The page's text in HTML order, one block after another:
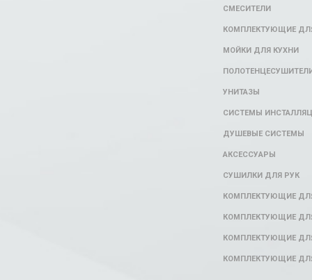
СМЕСИТЕЛИ
КОМПЛЕКТУЮЩИЕ
МОЙКИ ДЛЯ КУХНИ
УНИТАЗЫ
СИСТЕМЫ
ДУШЕВЫЕ СИСТЕМЫ
АКСЕССУАРЫ
СУШИЛКИ ДЛЯ РУК
КОМПЛЕКТУЮЩИЕ
КОМПЛЕКТУЮЩИЕ
КОМПЛЕКТУЮЩИЕ
КОМПЛЕКТУЮЩИЕ